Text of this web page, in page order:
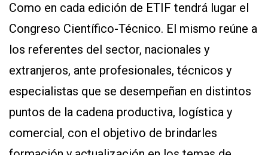
Como en cada edición de ETIF tendrá lugar el
Congreso Científico-Técnico. El mismo reúne a
los referentes del sector, nacionales y
extranjeros, ante profesionales, técnicos y
especialistas que se desempeñan en distintos
puntos de la cadena productiva, logística y
comercial, con el objetivo de brindarles